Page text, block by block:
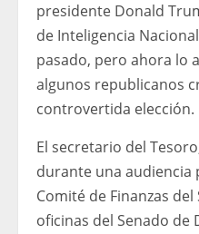
presidente Donald
de Inteligencia
pasado, pero ahora lo
algunos republicanos
controvertida elección.
El secretario del
durante una audiencia
Comité de Finanzas
oficinas del Senado de